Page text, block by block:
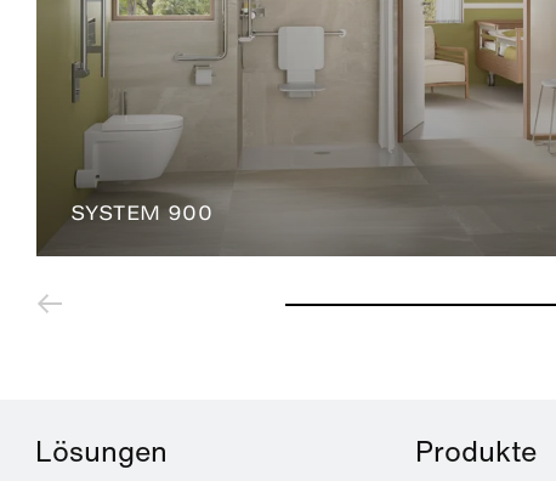
SYSTEM 900
Lösungen Produkte